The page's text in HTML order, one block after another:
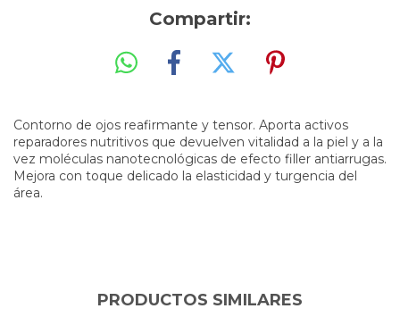
Compartir:
Contorno de ojos reafirmante y tensor. Aporta activos
reparadores nutritivos que devuelven vitalidad a la piel y a la
vez moléculas nanotecnológicas de efecto filler antiarrugas.
Mejora con toque delicado la elasticidad y turgencia del
área.
PRODUCTOS SIMILARES